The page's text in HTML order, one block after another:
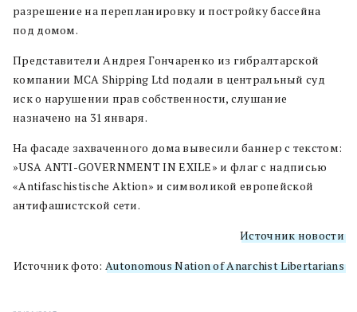
разрешение на перепланировку и постройку бассейна
под домом.
Представители Андрея Гончаренко из гибралтарской
компании MCA Shipping Ltd подали в центральный суд
иск о нарушении прав собственности, слушание
назначено на 31 января.
На фасаде захваченного дома вывесили баннер с текстом:
»USA ANTI-GOVERNMENT IN EXILE» и флаг с надписью
«Antifaschistische Aktion» и символикой европейской
антифашистской сети.
Источник новости
Источник фото: Autonomous Nation of Anarchist Libertarians